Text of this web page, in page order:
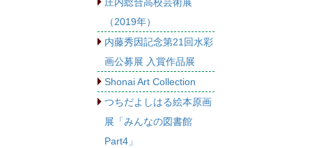
庄内総合高校芸術展
（2019年）
内藤秀因記念第21回水彩
画公募展 入賞作品展
Shonai Art Collection
つちだよしはる絵本原画
展「みんなの図書館
Part4」